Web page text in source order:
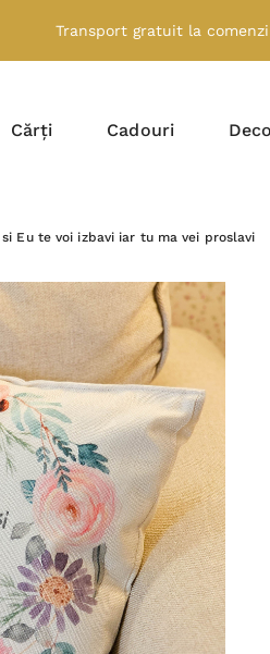
Transport gratuit la
Cărți Cadouri
Eu te voi izbavi iar tu ma vei proslavi